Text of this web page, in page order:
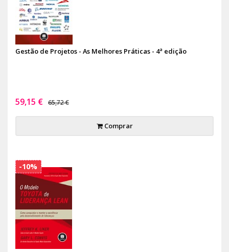
Gestão de Projetos - As Melhores Práticas - 4ª edição
59,15 € 65,72 €
Comprar
-10%